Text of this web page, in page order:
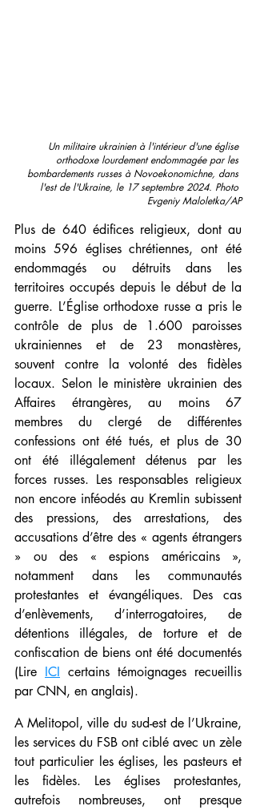
Un militaire ukrainien à l'intérieur d'une église
orthodoxe lourdement endommagée par les
bombardements russes à Novoekonomichne, dans
l'est de l'Ukraine, le 17 septembre 2024. Photo
Evgeniy Maloletka/AP
Plus de 640 édifices religieux, dont au
moins 596 églises chrétiennes, ont été
endommagés ou détruits dans les
territoires occupés depuis le début de la
guerre. L’Église orthodoxe russe a pris le
contrôle de plus de 1.600 paroisses
ukrainiennes et de 23 monastères,
souvent contre la volonté des fidèles
locaux. Selon le ministère ukrainien des
Affaires étrangères, au moins 67
membres du clergé de différentes
confessions ont été tués, et plus de 30
ont été illégalement détenus par les
forces russes. Les responsables religieux
non encore inféodés au Kremlin subissent
des pressions, des arrestations, des
accusations d’être des « agents étrangers
» ou des « espions américains »,
notamment dans les communautés
protestantes et évangéliques. Des cas
d’enlèvements, d’interrogatoires, de
détentions illégales, de torture et de
confiscation de biens ont été documentés
(Lire ICI certains témoignages recueillis
par CNN, en anglais).
A Melitopol, ville du sud-est de l’Ukraine,
les services du FSB ont ciblé avec un zèle
tout particulier les églises, les pasteurs et
les fidèles. Les églises protestantes,
autrefois nombreuses, ont presque